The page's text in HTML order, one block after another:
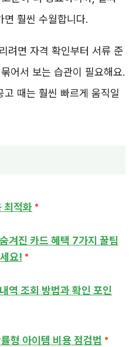
면 훨씬 수월합니다.
려면 자격 확인부터 서류 준
어서 보는 습관이 필요해요.
때는 훨씬 빠르게 움직일
최적화
겨진 카드 혜택 7가지 꿀팁
요!
역 조회 방법과 확인 포인
형 아이템 비용 점검법